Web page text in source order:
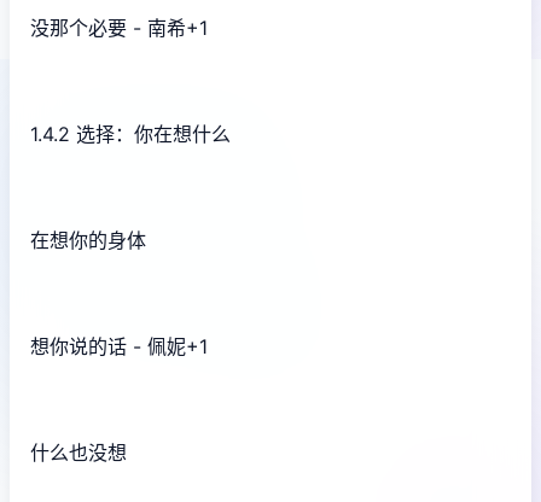
没那个必要 - 南希+1
1.4.2 选择：你在想什么
在想你的身体
想你说的话 - 佩妮+1
什么也没想